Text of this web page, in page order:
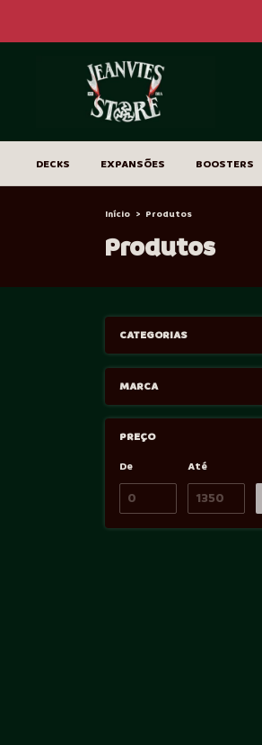
DECKS EXPANSÕES BOOSTERS
Início > Produtos
Produtos
CATEGORIAS
MARCA
PREÇO
De
Até